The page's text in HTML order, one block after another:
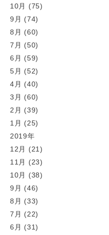
10月 (75)
9月 (74)
8月 (60)
7月 (50)
6月 (59)
5月 (52)
4月 (40)
3月 (60)
2月 (39)
1月 (25)
2019年
12月 (21)
11月 (23)
10月 (38)
9月 (46)
8月 (33)
7月 (22)
6月 (31)